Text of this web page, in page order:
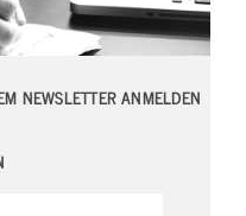
NEWSLETTER ANMELDEN